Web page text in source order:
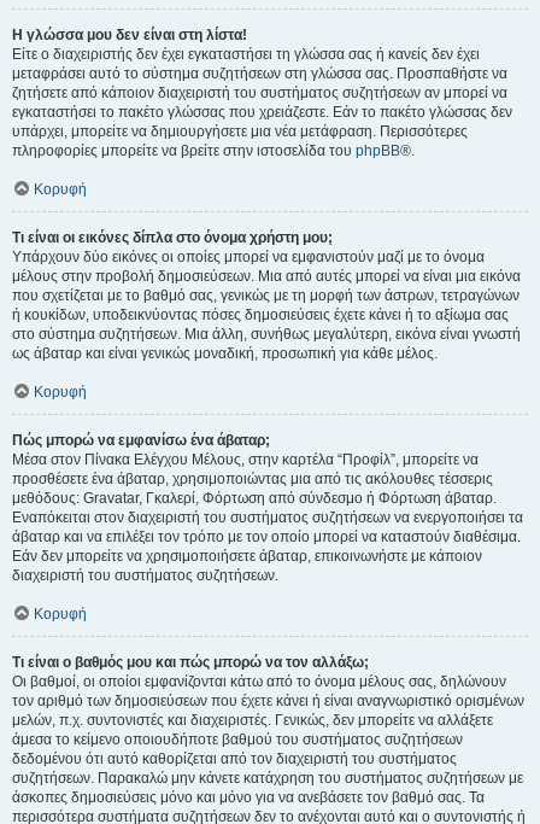
Η γλώσσα μου δεν είναι στη λίστα!
Είτε ο διαχειριστής δεν έχει εγκαταστήσει τη γλώσσα σας ή κανείς δεν έχει
μεταφράσει αυτό το σύστημα συζητήσεων στη γλώσσα σας. Προσπαθήστε να
ζητήσετε από κάποιον διαχειριστή του συστήματος συζητήσεων αν μπορεί να
εγκαταστήσει το πακέτο γλώσσας που χρειάζεστε. Εάν το πακέτο γλώσσας δεν
υπάρχει, μπορείτε να δημιουργήσετε μια νέα μετάφραση. Περισσότερες
πληροφορίες μπορείτε να βρείτε στην ιστοσελίδα του phpBB®.
Κορυφή
Τι είναι οι εικόνες δίπλα στο όνομα χρήστη μου;
Υπάρχουν δύο εικόνες οι οποίες μπορεί να εμφανιστούν μαζί με το όνομα
μέλους στην προβολή δημοσιεύσεων. Μια από αυτές μπορεί να είναι μια εικόνα
που σχετίζεται με το βαθμό σας, γενικώς με τη μορφή των άστρων, τετραγώνων
ή κουκίδων, υποδεικνύοντας πόσες δημοσιεύσεις έχετε κάνει ή το αξίωμα σας
στο σύστημα συζητήσεων. Μια άλλη, συνήθως μεγαλύτερη, εικόνα είναι γνωστή
ως άβαταρ και είναι γενικώς μοναδική, προσωπική για κάθε μέλος.
Κορυφή
Πώς μπορώ να εμφανίσω ένα άβαταρ;
Μέσα στον Πίνακα Ελέγχου Μέλους, στην καρτέλα “Προφίλ”, μπορείτε να
προσθέσετε ένα άβαταρ, χρησιμοποιώντας μια από τις ακόλουθες τέσσερις
μεθόδους: Gravatar, Γκαλερί, Φόρτωση από σύνδεσμο ή Φόρτωση άβαταρ.
Εναπόκειται στον διαχειριστή του συστήματος συζητήσεων να ενεργοποιήσει τα
άβαταρ και να επιλέξει τον τρόπο με τον οποίο μπορεί να καταστούν διαθέσιμα.
Εάν δεν μπορείτε να χρησιμοποιήσετε άβαταρ, επικοινωνήστε με κάποιον
διαχειριστή του συστήματος συζητήσεων.
Κορυφή
Τι είναι ο βαθμός μου και πώς μπορώ να τον αλλάξω;
Οι βαθμοί, οι οποίοι εμφανίζονται κάτω από το όνομα μέλους σας, δηλώνουν
τον αριθμό των δημοσιεύσεων που έχετε κάνει ή είναι αναγνωριστικό ορισμένων
μελών, π.χ. συντονιστές και διαχειριστές. Γενικώς, δεν μπορείτε να αλλάξετε
άμεσα το κείμενο οποιουδήποτε βαθμού του συστήματος συζητήσεων
δεδομένου ότι αυτό καθορίζεται από τον διαχειριστή του συστήματος
συζητήσεων. Παρακαλώ μην κάνετε κατάχρηση του συστήματος συζητήσεων με
άσκοπες δημοσιεύσεις μόνο και μόνο για να ανεβάσετε τον βαθμό σας. Τα
περισσότερα συστήματα συζητήσεων δεν το ανέχονται αυτό και ο συντονιστής ή